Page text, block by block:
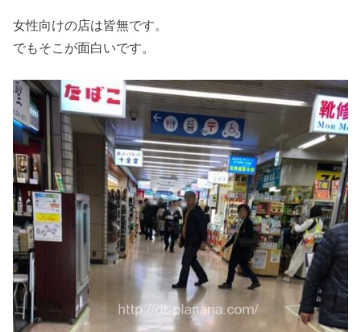
女性向けの店は皆無です。
でもそこが面白いです。